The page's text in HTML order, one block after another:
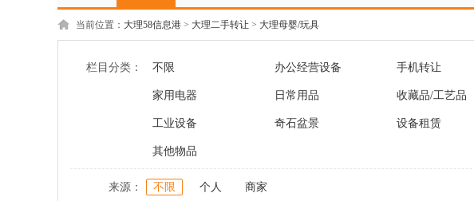
当前位置： 大理58信息港 > 大理二手转让 > 大理母婴/玩具
栏目分类： 不限 办公经营设备 手机转让
家用电器 日常用品 收藏品/工艺品
工业设备 奇石盆景 设备租赁
其他物品
来源： 不限 个人 商家